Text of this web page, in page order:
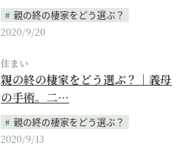
親の終の棲家をどう選ぶ？
2020/9/20
住まい
親の終の棲家をどう選ぶ？｜義母
の手術。二…
親の終の棲家をどう選ぶ？
2020/9/13